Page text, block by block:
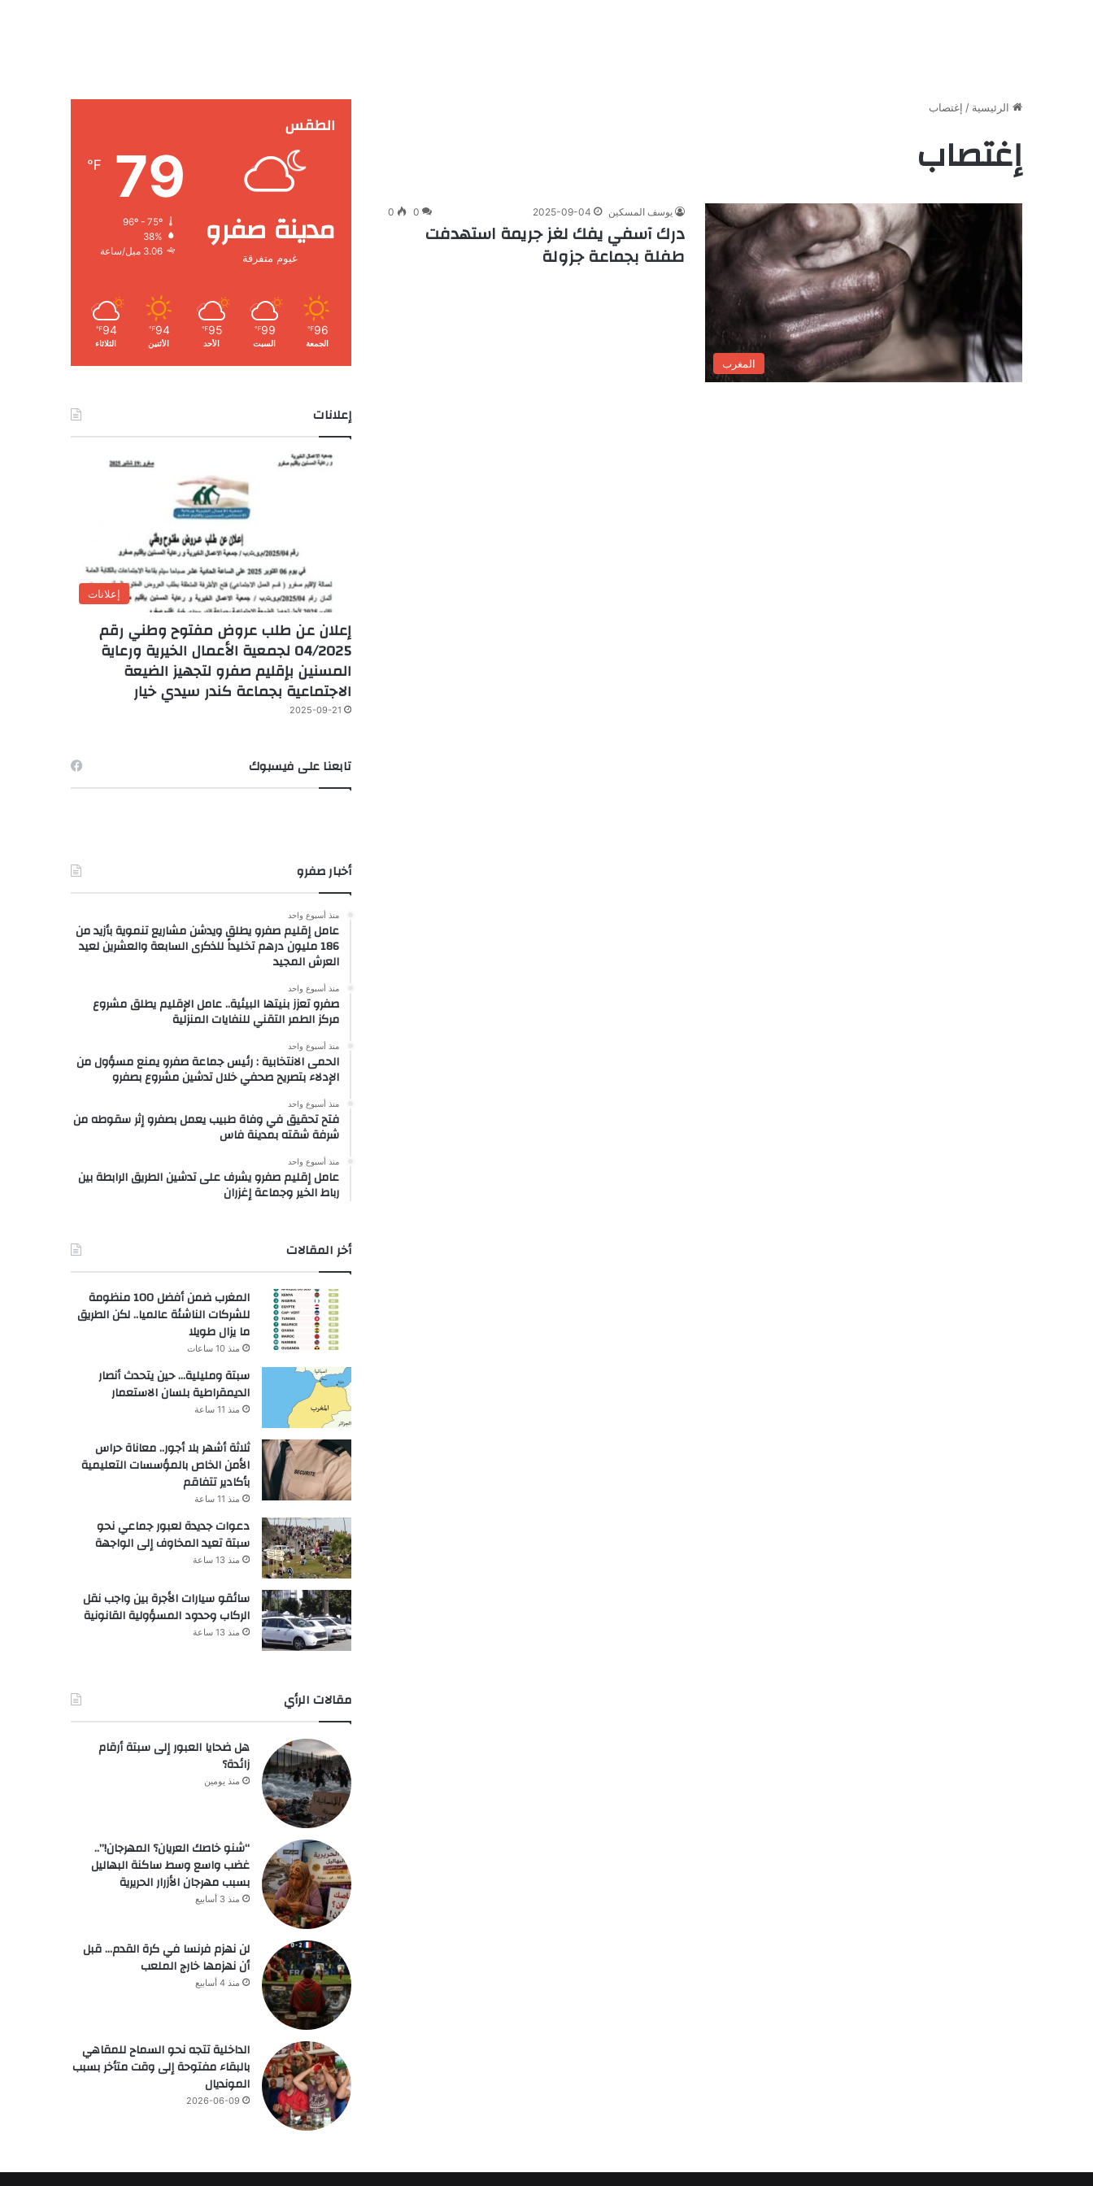
الرئيسية / إغتصاب
إغتصاب
المغرب
يوسف المسكين 2025-09-04
0
0
درك آسفي يفك لغز جريمة استهدفت
طفلة بجماعة جزولة
الطقس
مدينة صفرو
غيوم متفرقة
79
℉
96º - 75º
38%
3.06 ميل/ساعة
96
℉
الجمعة
99
℉
السبت
95
℉
الأحد
94
℉
الأثنين
94
℉
الثلاثاء
إعلانات
إعلانات
إعلان عن طلب عروض مفتوح وطني رقم
04/2025 لجمعية الأعمال الخيرية ورعاية
المسنين بإقليم صفرو لتجهيز الضيعة
الاجتماعية بجماعة كندر سيدي خيار
2025-09-21
تابعنا على فيسبوك
أخبار صفرو
منذ أسبوع واحد
عامل إقليم صفرو يطلق ويدشن مشاريع تنموية بأزيد من
186 مليون درهم تخليداً للذكرى السابعة والعشرين لعيد
العرش المجيد
منذ أسبوع واحد
صفرو تعزز بنيتها البيئية.. عامل الإقليم يطلق مشروع
مركز الطمر التقني للنفايات المنزلية
منذ أسبوع واحد
الحمى الانتخابية : رئيس جماعة صفرو يمنع مسؤول من
الإدلاء بتصريح صحفي خلال تدشين مشروع بصفرو
منذ أسبوع واحد
فتح تحقيق في وفاة طبيب يعمل بصفرو إثر سقوطه من
شرفة شقته بمدينة فاس
منذ أسبوع واحد
عامل إقليم صفرو يشرف على تدشين الطريق الرابطة بين
رباط الخير وجماعة إغزران
أخر المقالات
المغرب ضمن أفضل 100 منظومة
للشركات الناشئة عالميا.. لكن الطريق
ما يزال طويلا
منذ 10 ساعات
سبتة ومليلية… حين يتحدث أنصار
الديمقراطية بلسان الاستعمار
منذ 11 ساعة
ثلاثة أشهر بلا أجور.. معاناة حراس
الأمن الخاص بالمؤسسات التعليمية
بأكادير تتفاقم
منذ 11 ساعة
دعوات جديدة لعبور جماعي نحو
سبتة تعيد المخاوف إلى الواجهة
منذ 13 ساعة
سائقو سيارات الأجرة بين واجب نقل
الركاب وحدود المسؤولية القانونية
منذ 13 ساعة
مقالات الرأي
هل ضحايا العبور إلى سبتة أرقام
زائدة؟
منذ يومين
“شنو خاصك العريان؟ المهرجان!”..
غضب واسع وسط ساكنة البهاليل
بسبب مهرجان الأزرار الحريرية
منذ 3 أسابيع
لن نهزم فرنسا في كرة القدم… قبل
أن نهزمها خارج الملعب
منذ 4 أسابيع
الداخلية تتجه نحو السماح للمقاهي
بالبقاء مفتوحة إلى وقت متأخر بسبب
المونديال
2026-06-09